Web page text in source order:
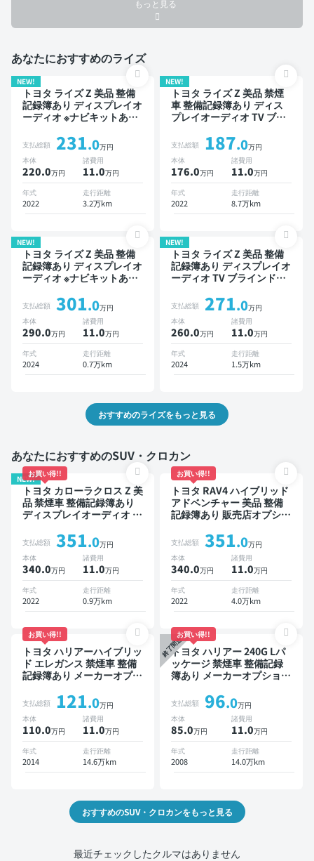
もっと見る
あなたにおすすめのライズ
NEW!
トヨタ ライズ Z 美品 整備
記録簿あり ディスプレイオ
ーディオ ※ナビキットあり
ニター オートクルーズ ス
マートキー ETC バックモ
ニター 全方位カメラ ドラ
イブレコーダー 衝突軽減
支払総額 231.0万円
本体
220.0万円
諸費用
11.0万円
年式
2022
走行距離
3.2万km
NEW!
トヨタ ライズ Z 美品 禁煙
車 整備記録簿あり ディス
プレイオーディオ TV ブラ
ートクルーズ スマートキー
ETC バックモニター 全方
位カメラ ドライブレコーダ
ー 衝突軽減
支払総額 187.0万円
本体
176.0万円
諸費用
11.0万円
年式
2022
走行距離
8.7万km
NEW!
トヨタ ライズ Z 美品 整備
記録簿あり ディスプレイオ
ーディオ ※ナビキットあり
ニター スマートキー ETC
バックモニター ドライブレ
コーダー 衝突軽減
支払総額 301.0万円
本体
290.0万円
諸費用
11.0万円
年式
2024
走行距離
0.7万km
NEW!
トヨタ ライズ Z 美品 整備
記録簿あり ディスプレイオ
ーディオ TV ブラインドス
ーズ スマートキー ETC バ
ックモニター 全方位カメラ
ドライブレコーダー 衝突軽
減
支払総額 271.0万円
本体
260.0万円
諸費用
11.0万円
年式
2024
走行距離
1.5万km
おすすめのライズをもっと見る
あなたにおすすめのSUV・クロカン
NEW!
お買い得!!
トヨタ カローラクロス Z 美
品 禁煙車 整備記録簿あり
ディスプレイオーディオ ※
スポットモニター オートク
ルーズ スマートキー ETC
電動バックドア バックモニ
ター 全方位カメラ ドライ
ブレコーダー 衝突軽減
支払総額 351.0万円
本体
340.0万円
諸費用
11.0万円
年式
2022
走行距離
0.9万km
お買い得!!
トヨタ RAV4 ハイブリッド
アドベンチャー 美品 整備
記録簿あり 販売店オプショ
ットモニター デジタルイン
ナーミラー オートクルーズ
スマートキー ETC バック
モニター ドライブレコーダ
ー 衝突軽減
支払総額 351.0万円
本体
340.0万円
諸費用
11.0万円
年式
2022
走行距離
4.0万km
お買い得!!
トヨタ ハリアーハイブリッ
ド エレガンス 禁煙車 整備
記録簿あり メーカーオプシ
ETC バックモニター ドラ
イブレコーダー
支払総額 121.0万円
本体
110.0万円
諸費用
11.0万円
年式
2014
走行距離
14.6万km
終了間近
お買い得!!
トヨタ ハリアー 240G Lパ
ッケージ 禁煙車 整備記録
簿あり メーカーオプション
ETC サンルーフ バックモ
ニター ドライブレコーダー
支払総額 96.0万円
本体
85.0万円
諸費用
11.0万円
年式
2008
走行距離
14.0万km
おすすめのSUV・クロカンをもっと見る
最近チェックしたクルマはありません